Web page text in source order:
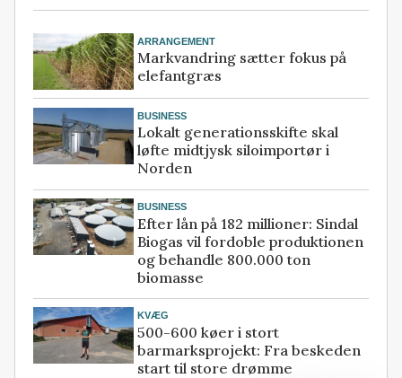
ARRANGEMENT
Markvandring sætter fokus på
elefantgræs
BUSINESS
Lokalt generationsskifte skal
løfte midtjysk siloimportør i
Norden
BUSINESS
Efter lån på 182 millioner: Sindal
Biogas vil fordoble produktionen
og behandle 800.000 ton
biomasse
KVÆG
500-600 køer i stort
barmarksprojekt: Fra beskeden
start til store drømme